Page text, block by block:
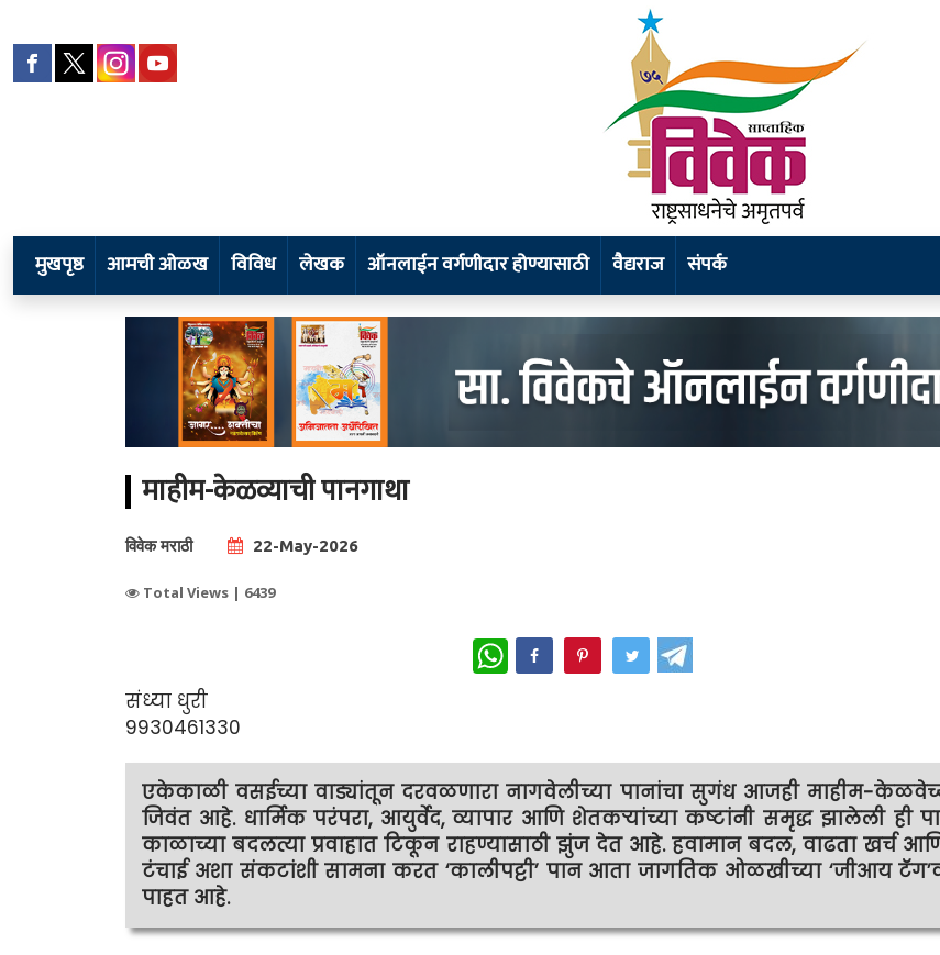
मुखपृष्ठ आमची ओळख विविध लेखक ऑनलाईन वर्गणीदार होण्यासाठी वैद्यराज संपर्क
माहीम-केळव्याची पानगाथा
विवेक मराठी 22-May-2026
Total Views | 6439
WhatsApp
संध्या धुरी
9930461330
एकेकाळी वसईच्या वाड्यांतून दरवळणारा नागवेलीच्या पानांचा सुगंध आजही माहीम-
जिवंत आहे. धार्मिक परंपरा, आयुर्वेद, व्यापार आणि शेतकर्‍यांच्या कष्टांनी समृद्ध झालेली ही
काळाच्या बदलत्या प्रवाहात टिकून राहण्यासाठी झुंज देत आहे. हवामान बदल, वाढता खर्च
टंचाई अशा संकटांशी सामना करत ‘कालीपट्टी’ पान आता जागतिक ओळखीच्या ‘जीआय
पाहत आहे.